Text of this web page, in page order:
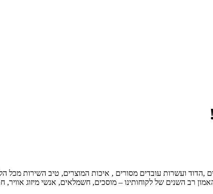
עם שלושת הבנים ,הדוד ועשרות עובדים מסורים , איכות המוצרים, טיב
רב השנים של לקוחותינו – מוסכים, חשמלאים, אנשי מיזוג אוויר,